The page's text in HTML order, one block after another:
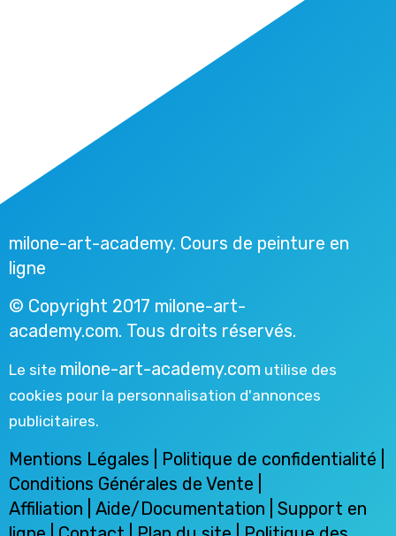
milone-art-academy. Cours de peinture en
ligne
© Copyright 2017 milone-art-
academy.com. Tous droits réservés.
Le site milone-art-academy.com utilise des
cookies pour la personnalisation d'annonces
publicitaires.
Mentions Légales Politique de confidentialité
Conditions Générales de Vente
Affiliation
Aide/Documentation
Support en